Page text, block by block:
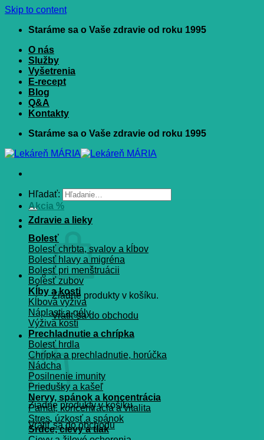
Skip to content
Staráme sa o Vaše zdravie od roku 1995
O nás
Služby
Vyšetrenia
E-recept
Blog
Q&A
Kontakty
Staráme sa o Vaše zdravie od roku 1995
Hľadať:
Žiadne produkty v košíku.
Vrátiť sa do obchodu
Košík
Žiadne produkty v košíku.
Vrátiť sa do obchodu
Akcia %
Zdravie a lieky
Bolesť
Bolesť chrbta, svalov a kĺbov
Bolesť hlavy a migréna
Bolesť pri menštruácii
Bolesť zubov
Kĺby a kosti
Kĺbová výživa
Náplasti a gély
Výživa kostí
Prechladnutie a chrípka
Bolesť hrdla
Chrípka a prechladnutie, horúčka
Nádcha
Posilnenie imunity
Priedušky a kašeľ
Nervy, spánok a koncentrácia
Pamät, koncentrácia a vitalita
Stres, úzkosť a spánok
Srdce, cievy a tlak